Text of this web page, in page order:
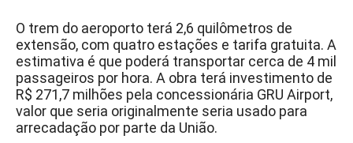
O trem do aeroporto terá 2,6 quilômetros de
extensão, com quatro estações e tarifa gratuita. A
estimativa é que poderá transportar cerca de 4 mil
passageiros por hora. A obra terá investimento de
R$ 271,7 milhões pela concessionária GRU Airport,
valor que seria originalmente seria usado para
arrecadação por parte da União.